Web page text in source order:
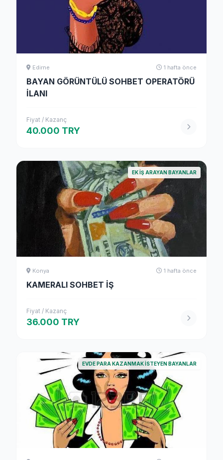
Edirne 1 hafta önce
BAYAN GÖRÜNTÜLÜ SOHBET OPERATÖRÜ
İLANI
Fiyat / Kazanç
40.000 TRY
EK İŞ ARAYAN BAYANLAR
Konya 1 hafta önce
KAMERALI SOHBET İŞ
Fiyat / Kazanç
36.000 TRY
EVDE PARA KAZANMAK İSTEYEN BAYANLAR